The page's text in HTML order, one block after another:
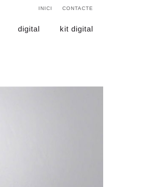
INICI CONTACTE
digital kit digital